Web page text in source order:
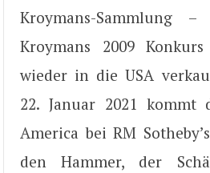
Kroymans-Sammlung
Kroymans 2009
wieder in die USA
22. Januar 2021 kommt
America bei RM
den Hammer, der